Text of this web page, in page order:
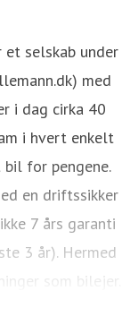
et selskab under
med
i dag cirka 40
i hvert enkelt
bil for pengene.
en driftssikker
7 års garanti
3 år). Hermed
som bilejer.
de højeste